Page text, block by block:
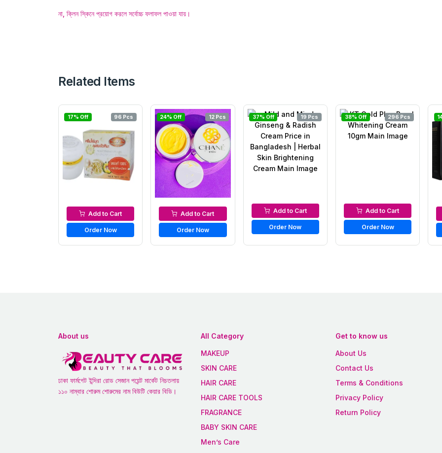
না, ক্লিন স্কিনে প্রয়োগ করলে সর্বোচ্চ ফলাফল পাওয়া যায়।
Related Items
17% Off 96 Pcs
Night Cream
Add to Cart
Order Now
24% Off 12 Pcs
Night Cream
Add to Cart
Order Now
37% Off 19 Pcs
Night Cream
Add to Cart
Order Now
38% Off 296 Pcs
Night Cream
Add to Cart
Order Now
About us
ঢাকা ফার্মগেট ইন্দিরা রোড সেজান পয়েন্ট মার্কেট নিচতলায়
১১০ নাম্বার শোরুম শোরুমের নাম বিউটি কেয়ার বিডি।
All Category
MAKEUP
SKIN CARE
HAIR CARE
HAIR CARE TOOLS
FRAGRANCE
BABY SKIN CARE
Men’s Care
Get to know us
About Us
Contact Us
Terms & Conditions
Privacy Policy
Return Policy